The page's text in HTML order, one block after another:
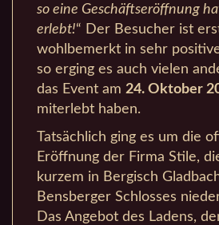
so eine Geschäftseröffnung
erlebt!“ Der Besucher ist
wohlbemerkt in sehr
so erging es auch vielen
das Event am 24. Oktober
miterlebt haben.
Tatsächlich ging es um die
Eröffnung der Firma Stile,
kurzem in Bergisch
Bensberger Schlosses
Das Angebot des Ladens,